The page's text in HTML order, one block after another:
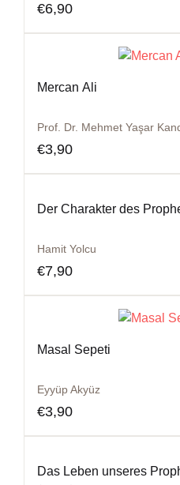
€6,90
Mercan Ali
Prof. Dr. Mehmet Yaşar
€3,90
Der Charakter des
Hamit Yolcu
€7,90
Masal Sepeti
Eyyüp Akyüz
€3,90
Das Leben unseres